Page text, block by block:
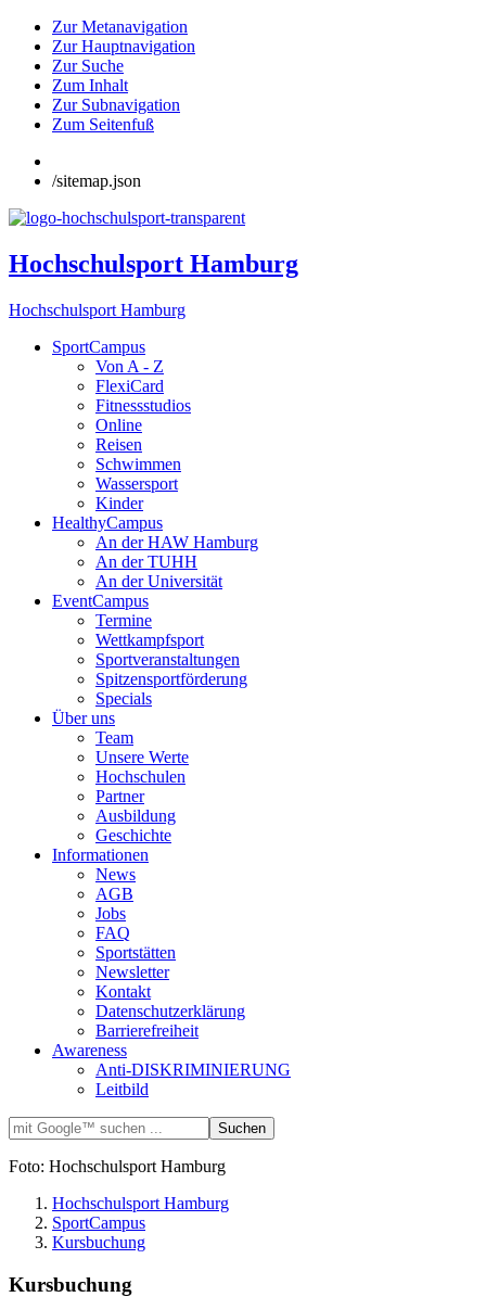
Zur Metanavigation
Zur Hauptnavigation
Zur Suche
Zum Inhalt
Zur Subnavigation
Zum Seitenfuß
/sitemap.json
Hochschulsport Hamburg
Hochschulsport Hamburg
SportCampus
Von A - Z
FlexiCard
Fitnessstudios
Online
Reisen
Schwimmen
Wassersport
Kinder
HealthyCampus
An der HAW Hamburg
An der TUHH
An der Universität
EventCampus
Termine
Wettkampfsport
Sportveranstaltungen
Spitzensportförderung
Specials
Über uns
Team
Unsere Werte
Hochschulen
Partner
Ausbildung
Geschichte
Informationen
News
AGB
Jobs
FAQ
Sportstätten
Newsletter
Kontakt
Datenschutzerklärung
Barrierefreiheit
Awareness
Anti-DISKRIMINIERUNG
Leitbild
Foto: Hochschulsport Hamburg
Hochschulsport Hamburg
SportCampus
Kursbuchung
Kursbuchung